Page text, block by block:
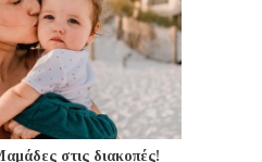
στις διακοπές!